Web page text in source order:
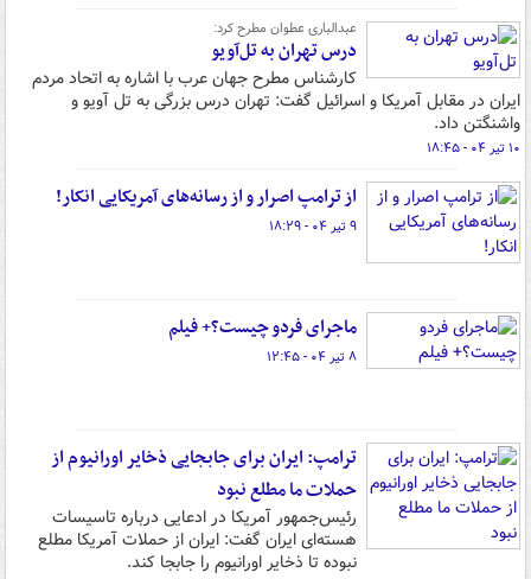
عبدالباری عطوان مطرح کرد:
درس تهران به تل‌آویو
کارشناس مطرح جهان عرب با اشاره به اتحاد مردم
ایران در مقابل آمریکا و اسرائیل گفت: تهران درس بزرگی به تل آویو و
واشنگتن داد.
۱۰ تیر ۰۴ - ۱۸:۴۵
از ترامپ اصرار و از رسانه‌های آمریکایی انکار!
۹ تیر ۰۴ - ۱۸:۲۹
ماجرای فردو چیست؟+ فیلم
۸ تیر ۰۴ - ۱۲:۴۵
ترامپ: ایران برای جابجایی ذخایر اورانیوم از
حملات ما مطلع نبود
رئیس‌جمهور آمریکا در ادعایی درباره تاسیسات
هسته‌ای ایران گفت: ایران از حملات آمریکا مطلع
نبوده تا ذخایر اورانیوم را جابجا کند.